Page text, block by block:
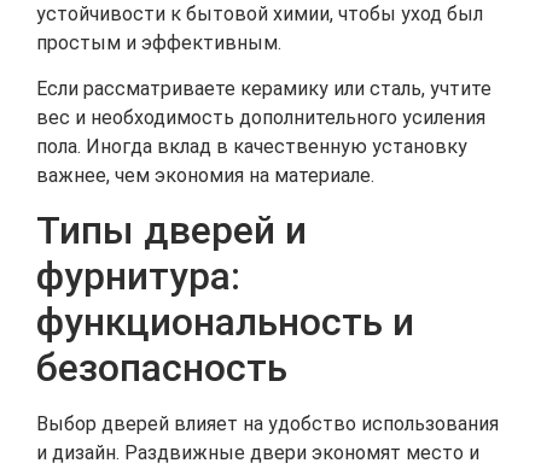
устойчивости к бытовой химии, чтобы уход был
простым и эффективным.
Если рассматриваете керамику или сталь, учтите
вес и необходимость дополнительного усиления
пола. Иногда вклад в качественную установку
важнее, чем экономия на материале.
Типы дверей и
фурнитура:
функциональность и
безопасность
Выбор дверей влияет на удобство использования
и дизайн. Раздвижные двери экономят место и